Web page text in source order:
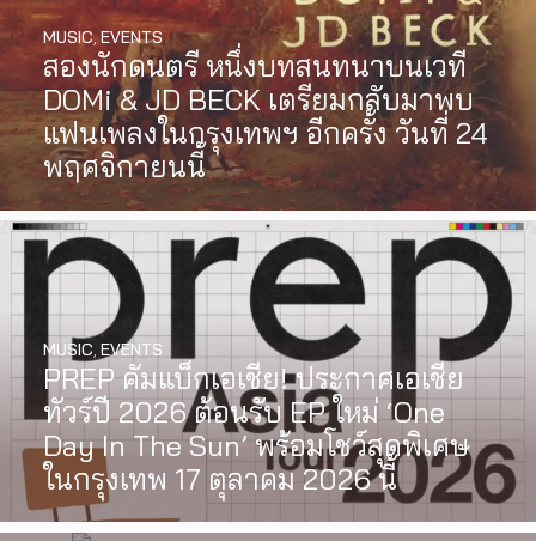
สองนักดนตรี หนึ่งบทสนทนาบนเวที
DOMi & JD BECK เตรียมกลับมาพบ
แฟนเพลงในกรุงเทพฯ อีกครั้ง วันที่ 24
พฤศจิกายนนี้
MUSIC,EVENTS
PREP คัมแบ็กเอเชีย! ประกาศเอเชีย
ทัวร์ปี 2026 ต้อนรับ EP ใหม่ ‘One
Day In The Sun’ พร้อมโชว์สุดพิเศษ
ในกรุงเทพ 17 ตุลาคม 2026 นี้
MUSIC EVENTS
[Exclusive Interview] grentperez
จากเด็กอายุ 12 ปีที่ร้องเพลงในห้อง
นอน สู่การแสดงคอนเสิร์ตต่อหน้าคน
นับหมื่น
INTERVIEW,MUSIC